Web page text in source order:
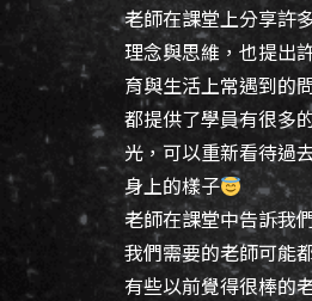
老師在課堂上分享許
理念與思維，也提出
育與生活上常遇到的
都提供了學員有很多
光，可以重新看待過
身上的樣子
老師在課堂中告訴我
我們需要的老師可能
有些以前覺得很棒的